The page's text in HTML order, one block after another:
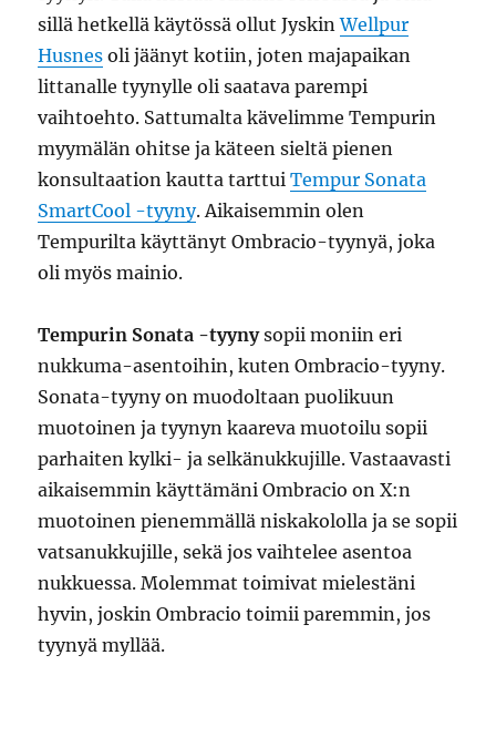
sillä hetkellä käytössä ollut JyskinWellpur
Husnes oli jäänyt kotiin, joten majapaikan
littanalle tyynylle oli saatava parempi
vaihtoehto. Sattumalta kävelimme Tempurin
myymälän ohitse ja käteen sieltä pienen
konsultaation kautta tarttuiTempur Sonata
SmartCool -tyyny. Aikaisemmin olen
Tempurilta käyttänyt Ombracio-tyynyä, joka
oli myös mainio.
Tempurin Sonata -tyynysopii moniin eri
nukkuma-asentoihin, kuten Ombracio-tyyny.
Sonata-tyyny on muodoltaan puolikuun
muotoinen ja tyynyn kaareva muotoilu sopii
parhaiten kylki- ja selkänukkujille. Vastaavasti
aikaisemmin käyttämäni Ombracio on X:n
muotoinen pienemmällä niskakololla ja se sopii
vatsanukkujille, sekä jos vaihtelee asentoa
nukkuessa. Molemmat toimivat mielestäni
hyvin, joskin Ombracio toimii paremmin, jos
tyynyä myllää.